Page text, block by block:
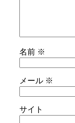
名前 ※
メール ※
サイト